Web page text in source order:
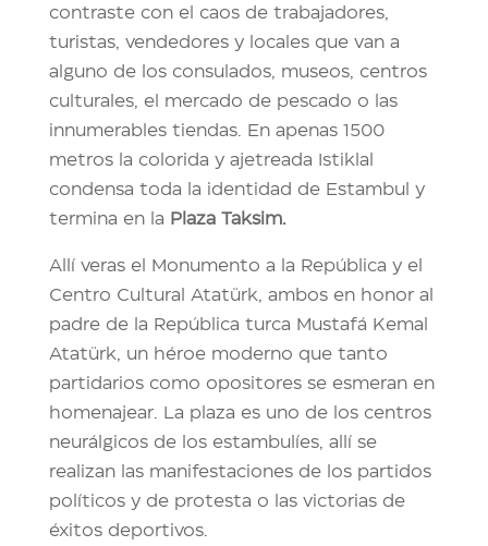
contraste con el caos de trabajadores,
turistas, vendedores y locales que van a
alguno de los consulados, museos, centros
culturales, el mercado de pescado o las
innumerables tiendas. En apenas 1500
metros la colorida y ajetreada Istiklal
condensa toda la identidad de Estambul y
termina en la Plaza Taksim.
Allí veras el Monumento a la República y el
Centro Cultural Atatürk, ambos en honor al
padre de la República turca Mustafá Kemal
Atatürk, un héroe moderno que tanto
partidarios como opositores se esmeran en
homenajear. La plaza es uno de los centros
neurálgicos de los estambulíes, allí se
realizan las manifestaciones de los partidos
políticos y de protesta o las victorias de
éxitos deportivos.